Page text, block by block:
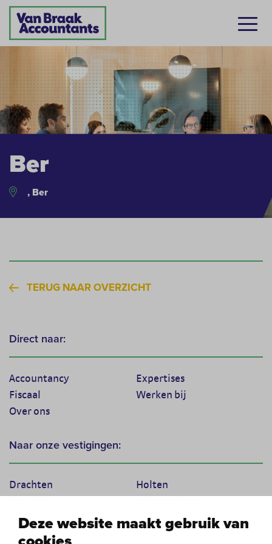
Deze website maakt gebruik van
Ber
, Ber
TERUG NAAR OVERZICHT
Direct naar:
Accountancy
Expertises
Fiscaal
Werken bij
Over ons
Naar onze vestigingen:
Drachten
Holten
Texel
Tiel
Veenendaal